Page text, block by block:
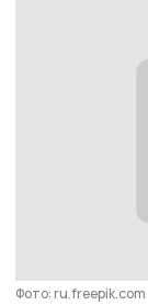
Фото: ru.freepik.com